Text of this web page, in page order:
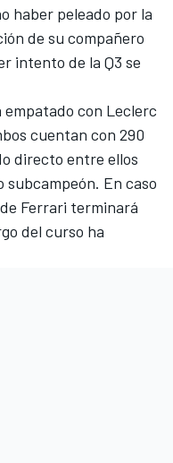
haber peleado por la
de su compañero
intento de la Q3 se
empatado con Leclerc
cuentan con 290
directo entre ellos
En caso
Ferrari terminará
del curso ha